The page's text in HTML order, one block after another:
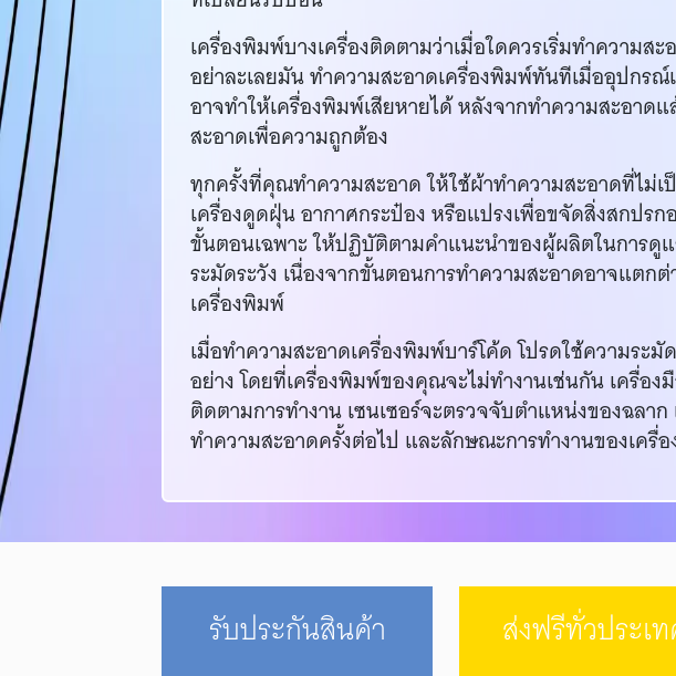
เครื่องพิมพ์บางเครื่องติดตามว่าเมื่อใดควรเริ่มทำความ
อย่าละเลยมัน ทำความสะอาดเครื่องพิมพ์ทันทีเมื่ออุปกร
อาจทำให้เครื่องพิมพ์เสียหายได้ หลังจากทำความสะอาดแ
สะอาดเพื่อความถูกต้อง
ทุกครั้งที่คุณทำความสะอาด ให้ใช้ผ้าทำความสะอาดที่ไม่
เครื่องดูดฝุ่น อากาศกระป๋อง หรือแปรงเพื่อขจัดสิ่งสกปร
ขั้นตอนเฉพาะ ให้ปฏิบัติตามคำแนะนำของผู้ผลิตในการดู
ระมัดระวัง เนื่องจากขั้นตอนการทำความสะอาดอาจแตก
เครื่องพิมพ์
เมื่อทำความสะอาดเครื่องพิมพ์บาร์โค้ด โปรดใช้ความระมั
อย่าง โดยที่เครื่องพิมพ์ของคุณจะไม่ทำงานเช่นกัน เครื่อง
ติดตามการทำงาน เซนเซอร์จะตรวจจับตำแหน่งของฉลา
ทำความสะอาดครั้งต่อไป และลักษณะการทำงานของเครื่
รับประกันสินค้า ส่งฟรีทั่วประเ